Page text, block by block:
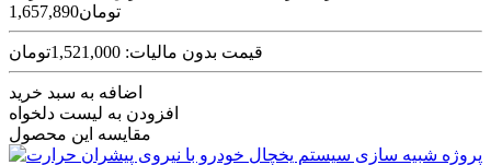
1,657,890تومان
قیمت بدون مالیات: 1,521,000تومان
اضافه به سبد خرید
افزودن به لیست دلخواه
مقایسه این محصول